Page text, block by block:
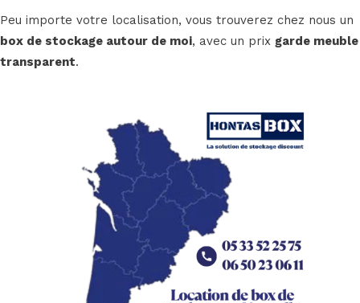
Peu importe votre localisation, vous trouverez chez nous un
box de stockage autour de moi, avec un prix garde meuble
transparent.